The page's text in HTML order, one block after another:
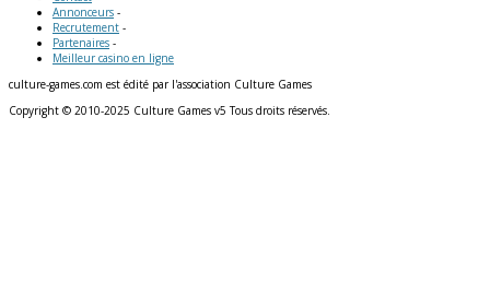
Annonceurs -
Recrutement -
Partenaires -
Meilleur casino en ligne
culture-games.com est édité par l'association Culture Games
Copyright © 2010-2025 Culture Games v5 Tous droits réservés.